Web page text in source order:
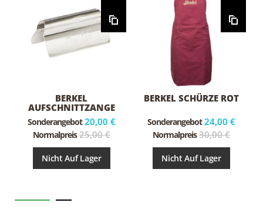
BERKEL
AUFSCHNITTZANGE
Sonderangebot 20,00 €
Normalpreis 25,00 €
Nicht Auf Lager
BERKEL SCHÜRZE ROT
Sonderangebot 24,00 €
Normalpreis 30,00 €
Nicht Auf Lager